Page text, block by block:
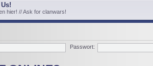
hier! // Ask for clanwars!
Passwort: